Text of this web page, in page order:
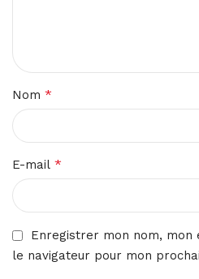
Nom *
E-mail *
Enregistrer mon nom, mon
le navigateur pour mon